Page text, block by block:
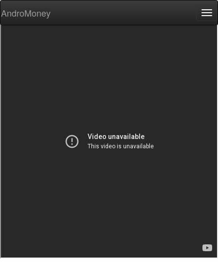
AndroMoney